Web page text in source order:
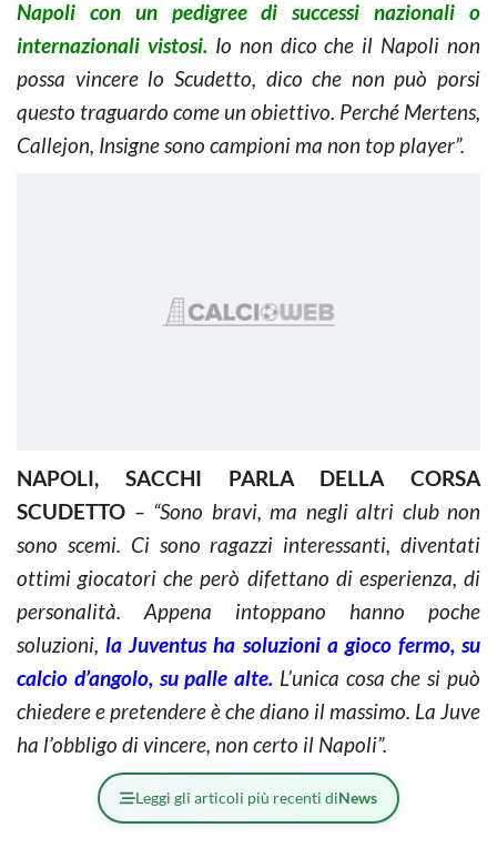
Napoli con un pedigree di successi nazionali o
internazionali vistosi. Io non dico che il Napoli non
possa vincere lo Scudetto, dico che non può porsi
questo traguardo come un obiettivo. Perché Mertens,
Callejon, Insigne sono campioni ma non top player”.
NAPOLI, SACCHI PARLA DELLA CORSA
SCUDETTO – “Sono bravi, ma negli altri club non
sono scemi. Ci sono ragazzi interessanti, diventati
ottimi giocatori che però difettano di esperienza, di
personalità. Appena intoppano hanno poche
soluzioni, la Juventus ha soluzioni a gioco fermo, su
calcio d’angolo, su palle alte. L’unica cosa che si può
chiedere e pretendere è che diano il massimo. La Juve
ha l’obbligo di vincere, non certo il Napoli”.
Leggi gli articoli più recenti diNews